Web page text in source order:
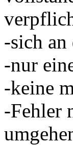
-sich
-nur
-keine
-Fehler